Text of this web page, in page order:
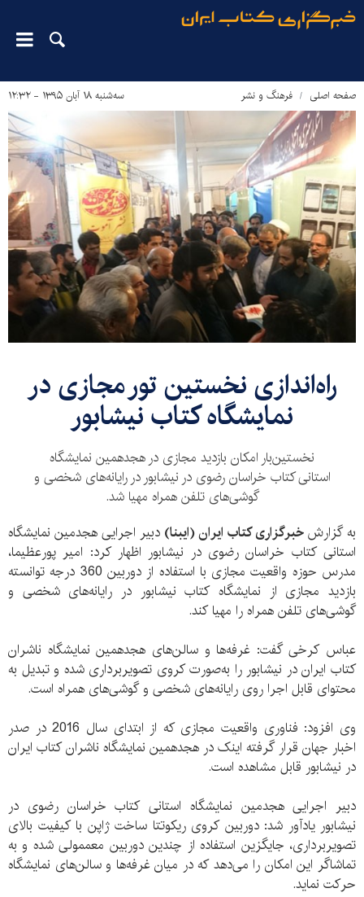
صفحه اصلی فرهنگ و نشر سه‌شنبه ۱۸ آبان ۱۳۹۵ - ۱۲:۳۲
راه‌اندازی نخستین تور مجازی در
نمایشگاه کتاب نیشابور
نخستین‌بار امکان بازدید مجازی در هجدهمین نمایشگاه
استانی کتاب خراسان رضوی در نیشابور در رایانه‌های شخصی و
گوشی‌های تلفن همراه مهیا شد.
به گزارشخبرگزاری کتاب ایران (ایبنا) دبیر اجرایی هجدمین نمایشگاه
استانی کتاب خراسان رضوی در نیشابور اظهار کرد: امیر پورعظیما،
مدرس حوزه واقعیت مجازی با استفاده از دوربین 360 درجه توانسته
بازدید مجازی از نمایشگاه کتاب نیشابور در رایانه‌های شخصی و
گوشی‌های تلفن همراه را مهیا کند.
عباس کرخی گفت: غرفه‌ها و سالن‌های هجدهمین نمایشگاه ناشران
کتاب ایران در نیشابور را به‌صورت کروی تصویربرداری شده و تبدیل به
محتوای قابل اجرا روی رایانه‌های شخصی و گوشی‌های همراه است.
وی افزود: فناوری واقعیت مجازی که از ابتدای سال 2016 در صدر
اخبار جهان قرار گرفته اینک در هجدهمین نمایشگاه ناشران کتاب ایران
در نیشابور قابل مشاهده است.
دبیر اجراییهجدمین نمایشگاه استانی کتاب خراسان رضوی در
نیشابور یادآور شد: دوربین کروی ریکوتتا ساخت ژاپن با کیفیت بالای
تصویربرداری، جایگزین استفاده از چندین دوربین معممولی شده و به
تماشاگر این امکان را می‌دهد که در میان غرفه‌ها و سالن‌های نمایشگاه
حرکت نماید.